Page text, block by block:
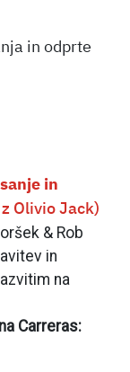
in odprte
in
Olivio Jack)
& Rob
in
na
Carreras: